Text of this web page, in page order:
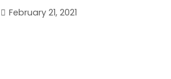
February 21, 2021